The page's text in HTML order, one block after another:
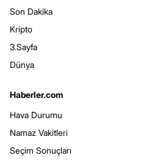
Son Dakika
Kripto
3.Sayfa
Dünya
Haberler.com
Hava Durumu
Namaz Vakitleri
Seçim Sonuçları